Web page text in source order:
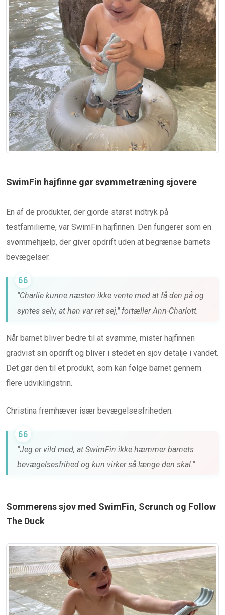
SwimFin hajfinne gør svømmetræning sjovere
En af de produkter, der gjorde størst indtryk på
testfamilierne, var SwimFin hajfinnen. Den fungerer som en
svømmehjælp, der giver opdrift uden at begrænse barnets
bevægelser.
"Charlie kunne næsten ikke vente med at få den på og
syntes selv, at han var ret sej," fortæller Ann-Charlott.
Når barnet bliver bedre til at svømme, mister hajfinnen
gradvist sin opdrift og bliver i stedet en sjov detalje i vandet.
Det gør den til et produkt, som kan følge barnet gennem
flere udviklingstrin.
Christina fremhæver især bevægelsesfriheden:
"Jeg er vild med, at SwimFin ikke hæmmer barnets
bevægelsesfrihed og kun virker så længe den skal."
Sommerens sjov med SwimFin, Scrunch og Follow
The Duck